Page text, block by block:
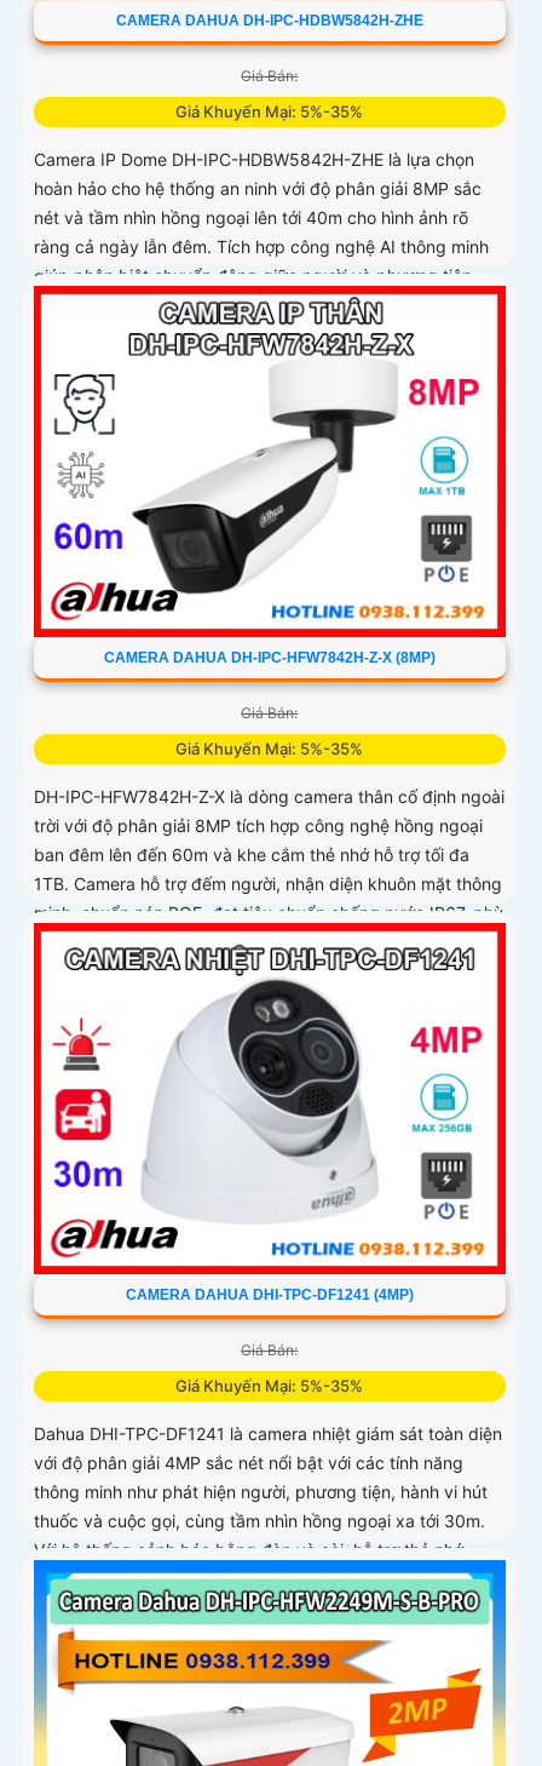
CAMERA DAHUA DH-IPC-HDBW5842H-ZHE
Giá Bán:
Giá Khuyến Mại: 5%-35%
Camera IP Dome DH-IPC-HDBW5842H-ZHE là lựa chọn
hoàn hảo cho hệ thống an ninh với độ phân giải 8MP sắc
nét và tầm nhìn hồng ngoại lên tới 40m cho hình ảnh rõ
ràng cả ngày lẫn đêm. Tích hợp công nghệ AI thông minh
giúp phân biệt chuyển động giữa người và phương tiện,
hạn chế cảnh báo sai, đi kèm khe cắm thẻ nhớ 256GB lưu
trữ lâu dài, hỗ trợ POE tiện lợi và mức giá phải chăng
CAMERA DAHUA DH-IPC-HFW7842H-Z-X (8MP)
Giá Bán:
Giá Khuyến Mại: 5%-35%
DH-IPC-HFW7842H-Z-X là dòng camera thân cố định ngoài
trời với độ phân giải 8MP tích hợp công nghệ hồng ngoại
ban đêm lên đến 60m và khe cắm thẻ nhớ hỗ trợ tối đa
1TB. Camera hỗ trợ đếm người, nhận diện khuôn mặt thông
minh, chuẩn nén POE, đạt tiêu chuẩn chống nước IP67, phù
hợp cho các khu vực giám sát ngoài trời, hỗ trợ tính năng
quản lý chỗ đỗ xe hiệu quả cho các bãi giữ xe
CAMERA DAHUA DHI-TPC-DF1241 (4MP)
Giá Bán:
Giá Khuyến Mại: 5%-35%
Dahua DHI-TPC-DF1241 là camera nhiệt giám sát toàn diện
với độ phân giải 4MP sắc nét nổi bật với các tính năng
thông minh như phát hiện người, phương tiện, hành vi hút
thuốc và cuộc gọi, cùng tầm nhìn hồng ngoại xa tới 30m.
Với hệ thống cảnh báo bằng đèn và còi, hỗ trợ thẻ nhớ
256GB và chuẩn kháng nước bụi IP67, camera là lựa chọn
lý tưởng cho các môi trường đòi hỏi an ninh nghiêm ngặt